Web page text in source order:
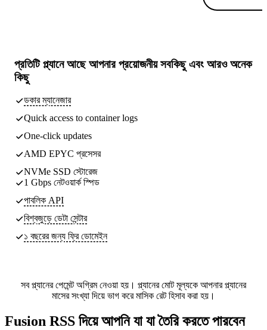
প্রতিটি প্ল্যানে আছেআপনার প্রয়োজনীয় সবকিছুএবং আরও অনেক
কিছু
ডকার ম্যানেজার
Quick access to container logs
One-click updates
AMD EPYC প্রসেসর
NVMe SSD স্টোরেজ
1 Gbps নেটওয়ার্ক স্পিড
পাবলিক API
বিশ্বজুড়ে ডেটা সেন্টার
১ বছরের জন্য ফ্রি ডোমেইন
সব প্ল্যানের পেমেন্ট অগ্রিম নেওয়া হয়। প্ল্যানের মোট মূল্যকে আপনার প্ল্যানের
মাসের সংখ্যা দিয়ে ভাগ করে মাসিক রেট হিসাব করা হয়।
Fusion RSS দিয়ে আপনি যা যা তৈরি করতে পারবেন